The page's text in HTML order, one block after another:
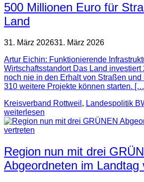
500 Millionen Euro für
Land
31. März 202631. März 2026
Artur Eichin: Funktionierende
Wirtschaftsstandort Das Land
noch nie in den Erhalt von Straßen und
310 weitere Projekte können starten.
Kreisverband Rottweil , Landespolitik
weiterlesen
Region nun mit drei
Abgeordneten im Landtag